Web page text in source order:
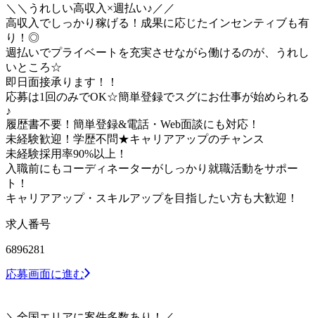
＼＼うれしい高収入×週払い♪／／
高収入でしっかり稼げる！成果に応じたインセンティブも有
り！◎
週払いでプライベートを充実させながら働けるのが、うれし
いところ☆
即日面接承ります！！
応募は1回のみでOK☆簡単登録でスグにお仕事が始められる
♪
履歴書不要！簡単登録&電話・Web面談にも対応！
未経験歓迎！学歴不問★キャリアアップのチャンス
未経験採用率90%以上！
入職前にもコーディネーターがしっかり就職活動をサポー
ト！
キャリアアップ・スキルアップを目指したい方も大歓迎！
求人番号
6896281
応募画面に進む